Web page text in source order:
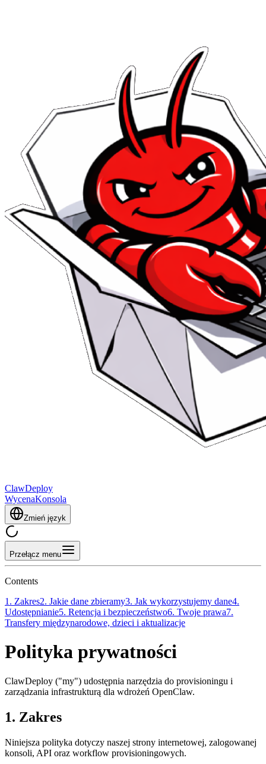
ClawDeploy
WycenaKonsola
Zmień język
Przełącz menu
Contents
1. Zakres2. Jakie dane zbieramy3. Jak wykorzystujemy dane4.
Udostępnianie5. Retencja i bezpieczeństwo6. Twoje prawa7.
Transfery międzynarodowe, dzieci i aktualizacje
Polityka prywatności
ClawDeploy ("my") udostępnia narzędzia do provisioningu i
zarządzania infrastrukturą dla wdrożeń OpenClaw.
1. Zakres
Niniejsza polityka dotyczy naszej strony internetowej, zalogowanej
konsoli, API oraz workflow provisioningowych.